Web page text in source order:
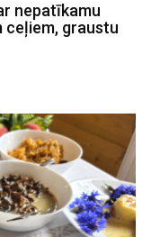
nepatīkamu
ceļiem, graustu